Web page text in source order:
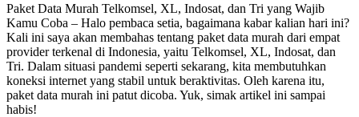
Paket Data Murah Telkomsel, XL, Indosat, dan Tri yang Wajib
Kamu Coba – Halo pembaca setia, bagaimana kabar kalian hari ini?
Kali ini saya akan membahas tentang paket data murah dari empat
provider terkenal di Indonesia, yaitu Telkomsel, XL, Indosat, dan
Tri. Dalam situasi pandemi seperti sekarang, kita membutuhkan
koneksi internet yang stabil untuk beraktivitas. Oleh karena itu,
paket data murah ini patut dicoba. Yuk, simak artikel ini sampai
habis!